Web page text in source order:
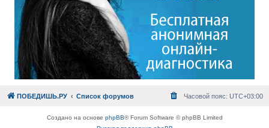
ПОБЕДИШЬ.РУ Список форумов Часовой пояс: UTC+03:00
Создано на основе phpBB® Forum Software © phpBB Limited